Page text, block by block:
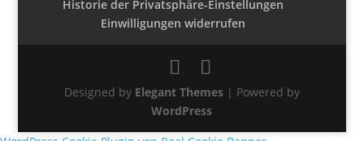
Historie der Privatsphäre-Einstellungen
Einwilligungen widerrufen
Designed by Elegant Themes| Powered by
WordPress